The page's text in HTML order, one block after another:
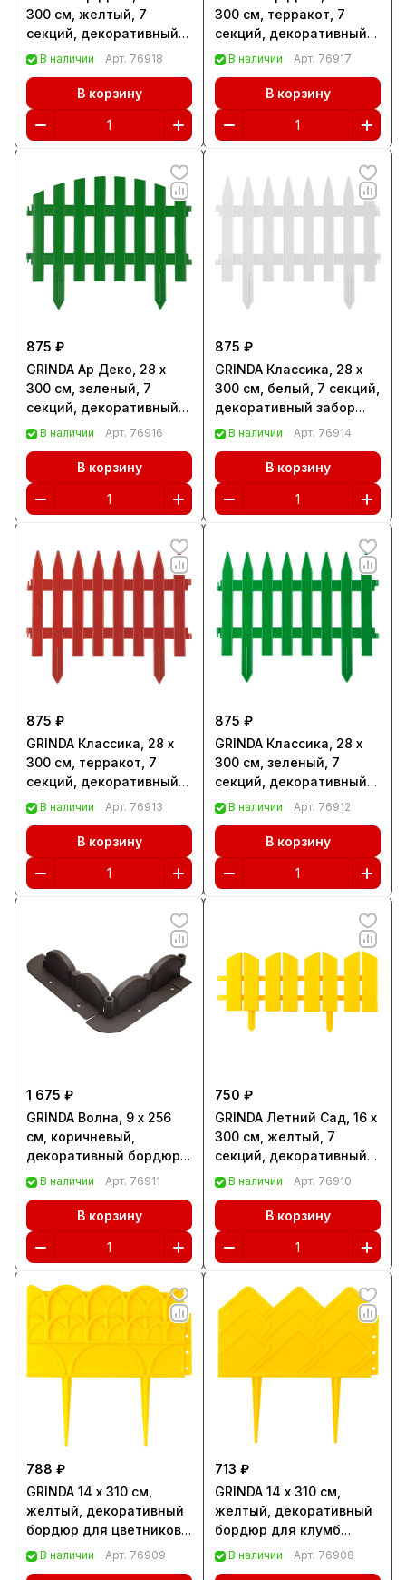
300 см, желтый, 7
секций, декоративный
забор (422203-Y)
В наличии Арт. 76918
В корзину
300 см, терракот, 7
секций, декоративный
забор (422203-T)
В наличии Арт. 76917
В корзину
875 ₽
GRINDA Ар Деко, 28 х
300 см, зеленый, 7
секций, декоративный
забор (422203-G)
В наличии Арт. 76916
В корзину
875 ₽
GRINDA Классика, 28 х
300 см, белый, 7 секций,
декоративный забор
(422201-W)
В наличии Арт. 76914
В корзину
875 ₽
GRINDA Классика, 28 х
300 см, терракот, 7
секций, декоративный
забор (422201-T)
В наличии Арт. 76913
В корзину
875 ₽
GRINDA Классика, 28 х
300 см, зеленый, 7
секций, декоративный
забор (422201-G)
В наличии Арт. 76912
В корзину
1 675 ₽
GRINDA Волна, 9 х 256
см, коричневый,
декоративный бордюр
(422229)
В наличии Арт. 76911
В корзину
750 ₽
GRINDA Летний Сад, 16 x
300 см, желтый, 7
секций, декоративный
бордюр (422225-Y)
В наличии Арт. 76910
В корзину
788 ₽
GRINDA 14 х 310 см,
желтый, декоративный
бордюр для цветников
(422223-Y)
В наличии Арт. 76909
713 ₽
GRINDA 14 х 310 см,
желтый, декоративный
бордюр для клумб
(422221-Y)
В наличии Арт. 76908